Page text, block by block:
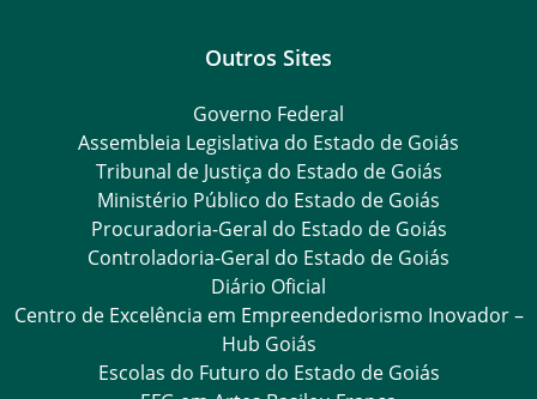
Outros Sites
Governo Federal
Assembleia Legislativa do Estado de Goiás
Tribunal de Justiça do Estado de Goiás
Ministério Público do Estado de Goiás
Procuradoria-Geral do Estado de Goiás
Controladoria-Geral do Estado de Goiás
Diário Oficial
Centro de Excelência em Empreendedorismo Inovador –
Hub Goiás
Escolas do Futuro do Estado de Goiás